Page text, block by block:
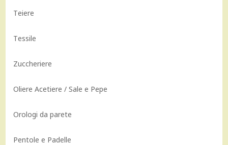
Teiere
Tessile
Zuccheriere
Oliere Acetiere / Sale e Pepe
Orologi da parete
Pentole e Padelle